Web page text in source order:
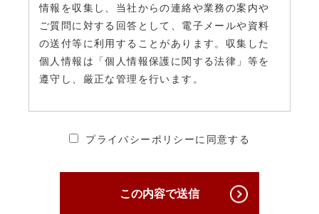
情報を収集し、当社からの連絡や業務の案内や
ご質問に対する回答として、電子メールや資料
の送付等に利用することがあります。収集した
個人情報は「個人情報保護に関する法律」等を
遵守し、厳正な管理を行います。
の紛失、破壊、改ざん及び漏えいを防ぐため、
必要かつ適切な安全管理対策を講じ、厳正な管
プライバシーポリシーに同意する
この内容で送信